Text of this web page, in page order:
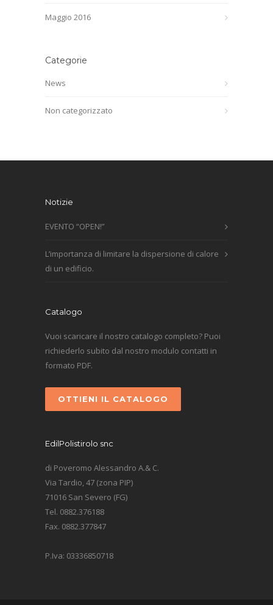
Maggio 2016
Categorie
News
Non categorizzato
Notizie
EVENTO “OPEN!”
L’importanza di limitare la dispersione di calore
di un edificio.
Catalogo
Vuoi scaricare il nostro catalogo completo? Puoi
richiederlo subito dal nostro modulo contatti in
formato PDF.
OTTIENI IL CATALOGO
EdilPolistirolo snc
di Poveromo Alessandro A.& C.
Via Tardio, 47 (zona PIP)
71016 San Severo (FG)
Tel. 0882.376188
Fax. 0882.377847
P.Iva: 03336850718